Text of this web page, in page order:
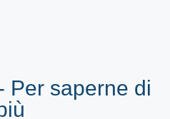
Per saperne di